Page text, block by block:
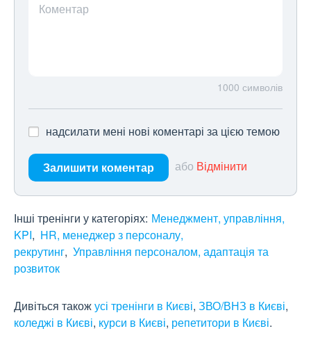
Коментар
1000 символів
надсилати мені нові коментарі за цією темою
Залишити коментар або Відмінити
Інші тренінги у категоріях: Менеджмент, управління,
KPI
HR, менеджер з персоналу,
рекрутинг Управління персоналом, адаптація та
розвиток
Дивіться такожусі тренінги в Києві, ЗВО/ВНЗ в Києві,
коледжі в Києві, курси в Києві, репетитори в Києві.